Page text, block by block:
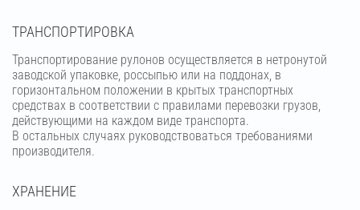
ТРАНСПОРТИРОВКА
Транспортирование рулонов осуществляется в нетронутой
заводской упаковке, россыпью или на поддонах, в
горизонтальном положении в крытых транспортных
средствах в соответствии с правилами перевозки грузов,
действующими на каждом виде транспорта.
В остальных случаях руководствоваться требованиями
производителя.
ХРАНЕНИЕ